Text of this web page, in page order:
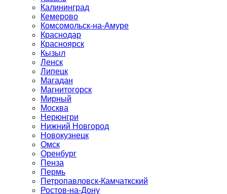
Калининград
Кемерово
Комсомольск-на-Амуре
Краснодар
Красноярск
Кызыл
Ленск
Липецк
Магадан
Магнитогорск
Мирный
Москва
Нерюнгри
Нижний Новгород
Новокузнецк
Омск
Оренбург
Пенза
Пермь
Петропавловск-Камчаткский
Ростов-на-Дону